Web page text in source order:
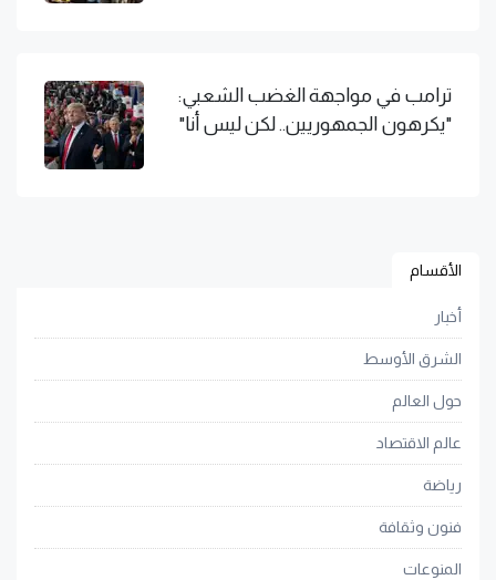
ترامب في مواجهة الغضب الشعبي:
"يكرهون الجمهوريين.. لكن ليس أنا"
الأقسام
أخبار
الشرق الأوسط
حول العالم
عالم الاقتصاد
رياضة
فنون وثقافة
المنوعات